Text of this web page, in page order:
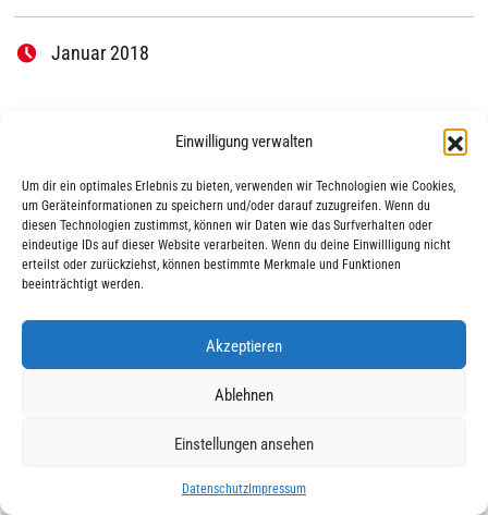
Einwilligung verwalten
Um dir ein optimales Erlebnis zu bieten, verwenden wir Technologien wie Cookies,
um Geräteinformationen zu speichern und/oder darauf zuzugreifen. Wenn du
diesen Technologien zustimmst, können wir Daten wie das Surfverhalten oder
eindeutige IDs auf dieser Website verarbeiten. Wenn du deine Einwillligung nicht
erteilst oder zurückziehst, können bestimmte Merkmale und Funktionen
beeinträchtigt werden.
Akzeptieren
Ablehnen
Einstellungen ansehen
DatenschutzImpressum
Januar 2018
Impressum | Datenschutz | © 2025 AWO Ausbildung